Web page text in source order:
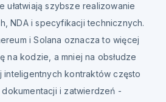
ułatwiają szybsze realizowanie
NDA i specyfikacji technicznych.
i Solana oznacza to więcej
na kodzie, a mniej na obsłudze
inteligentnych kontraktów często
i zatwierdzeń -